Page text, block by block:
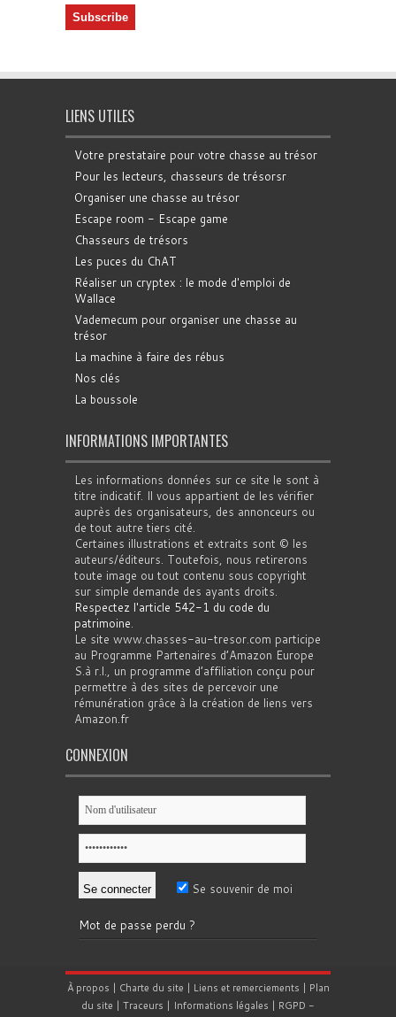
LIENS UTILES
Votre prestataire pour votre chasse au trésor
Pour les lecteurs, chasseurs de trésorsr
Organiser une chasse au trésor
Escape room - Escape game
Chasseurs de trésors
Les puces du ChAT
Réaliser un cryptex : le mode d'emploi de
Wallace
Vademecum pour organiser une chasse au
trésor
La machine à faire des rébus
Nos clés
La boussole
INFORMATIONS IMPORTANTES
Les informations données sur ce site le sont à
titre indicatif. Il vous appartient de les vérifier
auprès des organisateurs, des annonceurs ou
de tout autre tiers cité.
Certaines illustrations et extraits sont © les
auteurs/éditeurs. Toutefois, nous retirerons
toute image ou tout contenu sous copyright
sur simple demande des ayants droits.
Respectez l'article 542-1 du code du
patrimoine.
Le site www.chasses-au-tresor.com participe
au Programme Partenaires d’Amazon Europe
S.à r.l., un programme d’affiliation conçu pour
permettre à des sites de percevoir une
rémunération grâce à la création de liens vers
Amazon.fr
CONNEXION
Se souvenir de moi
Mot de passe perdu ?
À propos | Charte du site | Liens et remerciements | Plan
du site | Traceurs | Informations légales | RGPD -